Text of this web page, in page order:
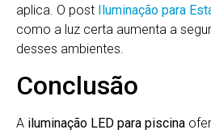
aplica. O post Iluminação para
como a luz certa aumenta a
desses ambientes.
Conclusão
A iluminação LED para piscina